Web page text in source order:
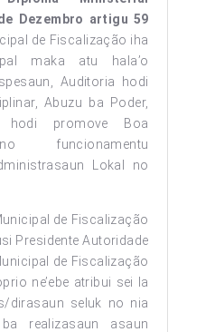
Dezembro artigu 59
de Fiscalização iha
maka atu hala’o
Auditoria hodi
Abuzu ba Poder,
hodi promove Boa
funcionamentu
Lokal no
de Fiscalização
Presidente Autoridade
de Fiscalização
ne’ebe atribui sei la
dirasaun seluk no nia
realizasaun asaun